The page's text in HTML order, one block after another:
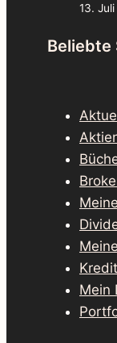
13.
Beliebte
Mein